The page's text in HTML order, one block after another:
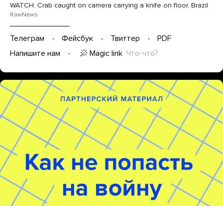
WATCH: Crab caught on camera carrying a knife on floor, Brazil
RawNews
Телеграм Фейсбук Твиттер
PDF
Напишите нам
Magic link Что-что?